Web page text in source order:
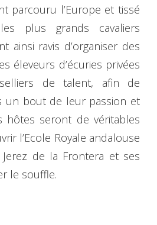
parcouru l’Europe et tissé
plus grands cavaliers
ainsi ravis d’organiser des
éleveurs d’écuries privées
de talent, afin de
un bout de leur passion et
hôtes seront de véritables
l’Ecole Royale andalouse
Jerez de la Frontera et ses
le souffle.